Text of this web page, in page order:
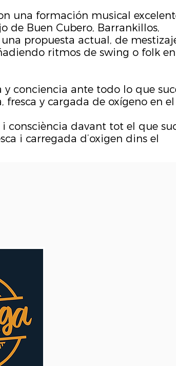
una formación musical
de Buen Cubero, Barrankillos,
propuesta actual, de
ritmos de swing o folk
y conciencia ante todo lo que
y cargada de oxígeno en el
consciència davant tot el que
i carregada d’oxigen dins el